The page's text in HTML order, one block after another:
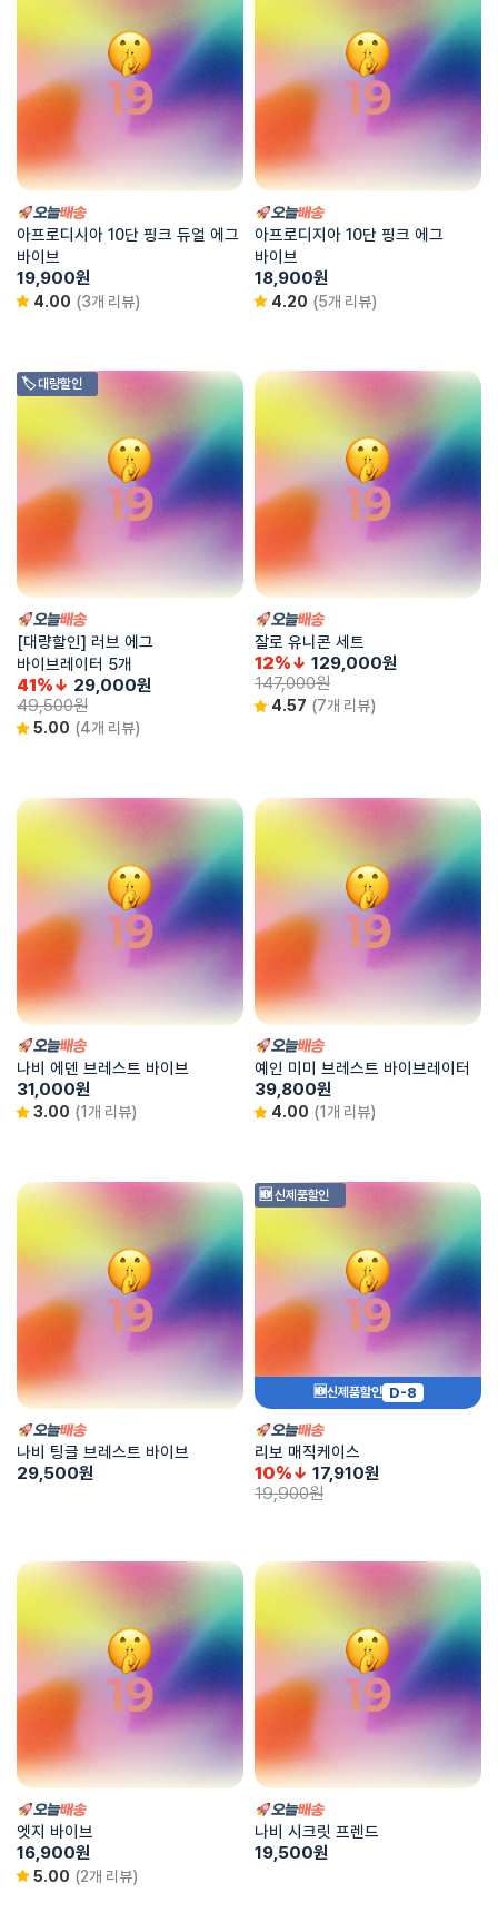
아프로디시아 10단 핑크 듀얼 에그
바이브
19,900원
4.00 (3개 리뷰)
아프로디지아 10단 핑크 에그
바이브
18,900원
4.20 (5개 리뷰)
🏷️ 대량할인
[대량할인] 러브 에그
바이브레이터 5개
41%↓ 29,000원
49,500원
5.00 (4개 리뷰)
잘로 유니콘 세트
12%↓ 129,000원
147,000원
4.57 (7개 리뷰)
나비 에덴 브레스트 바이브
31,000원
3.00 (1개 리뷰)
예인 미미 브레스트 바이브레이터
39,800원
4.00 (1개 리뷰)
나비 팅글 브레스트 바이브
29,500원
🆕신제품할인 D-8
🆕 신제품할인
리보 매직케이스
10%↓ 17,910원
19,900원
엣지 바이브
16,900원
5.00 (2개 리뷰)
나비 시크릿 프렌드
19,500원